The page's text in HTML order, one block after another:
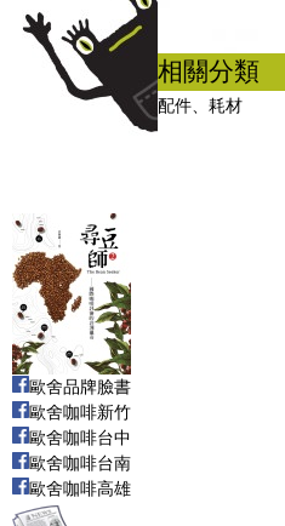
歐舍品牌臉書
歐舍咖啡新竹
歐舍咖啡台中
歐舍咖啡台南
歐舍咖啡高雄
相關分類
配件、耗材